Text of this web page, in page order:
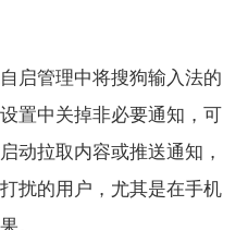
启管理中将搜狗输入法的
置中关掉非必要通知，可
动拉取内容或推送通知，
扰的用户，尤其是在手机